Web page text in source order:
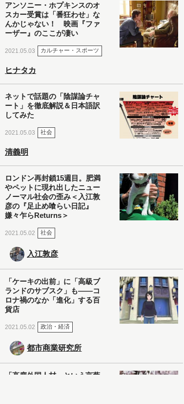
アンソニー・ホプキンスのオ
スカー受賞は「番狂わせ」な
んかじゃない！ 映画『ファ
ーザー』のここが凄い
2021.05.03 カルチャー・スポーツ
ヒナタカ
ネットで話題の「陰謀論チャ
ート」を徹底解説＆日本語訳
してみた
2021.05.03 社会
清義明
ロンドン再封鎖15週目。肥満
やペットに現れ出したニュー
ノーマル社会の歪み＜入江敦
彦の『足止め喰らい日記』
嫌々乍らReturns＞
2021.05.02 社会
入江敦彦
「ケーキの出前」に「高級ブ
ランドのサブスク」も――コ
ロナ禍のなか「進化」する百
貨店
2021.05.02 政治・経済
都市商業研究所
「高度外国人材」という言葉